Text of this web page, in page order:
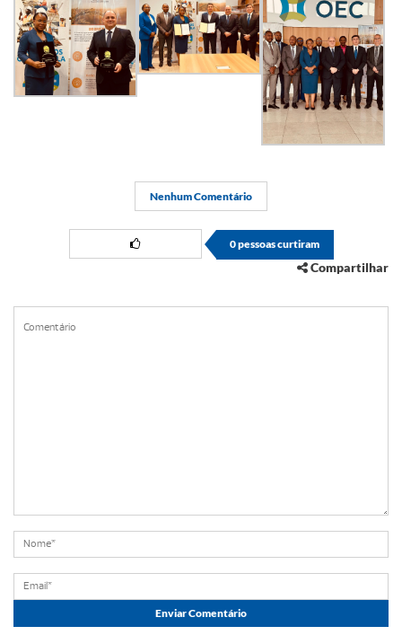
Nenhum Comentário
0pessoas curtiram
Compartilhar